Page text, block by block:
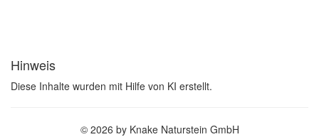
Hinweis
Diese Inhalte wurden mit Hilfe von KI erstellt.
© 2026 by Knake Naturstein GmbH